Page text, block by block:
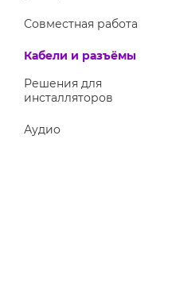
Совместная работа
Кабели и разъёмы
Решения для
инсталляторов
Аудио